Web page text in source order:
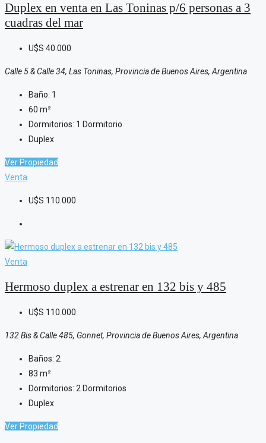
Duplex en venta en Las Toninas p/6 personas a 3
cuadras del mar
U$S 40.000
Calle 5 & Calle 34, Las Toninas, Provincia de Buenos Aires, Argentina
Baño: 1
60 m²
Dormitorios: 1 Dormitorio
Duplex
Ver Propiedad
Venta
U$S 110.000
Venta
Hermoso duplex a estrenar en 132 bis y 485
U$S 110.000
132 Bis & Calle 485, Gonnet, Provincia de Buenos Aires, Argentina
Baños: 2
83 m²
Dormitorios: 2 Dormitorios
Duplex
Ver Propiedad